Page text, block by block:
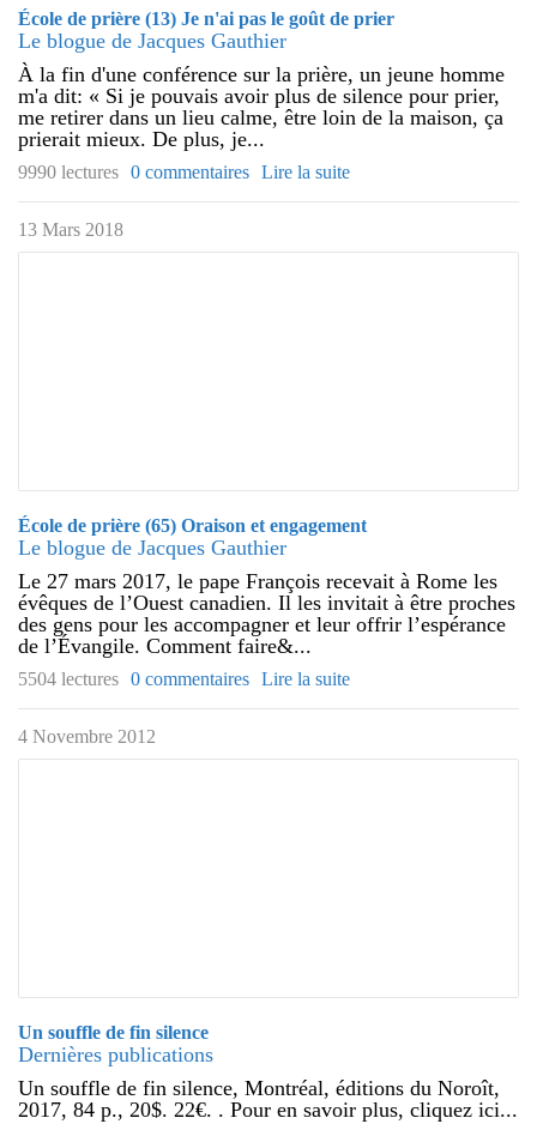
École de prière (13) Je n'ai pas le goût de prier
Le blogue de Jacques Gauthier
À la fin d'une conférence sur la prière, un jeune homme
m'a dit: « Si je pouvais avoir plus de silence pour prier,
me retirer dans un lieu calme, être loin de la maison, ça
prierait mieux. De plus, je...
9990 lectures 0 commentaires Lire la suite
13 Mars 2018
École de prière (65) Oraison et engagement
Le blogue de Jacques Gauthier
Le 27 mars 2017, le pape François recevait à Rome les
évêques de l’Ouest canadien. Il les invitait à être proches
des gens pour les accompagner et leur offrir l’espérance
de l’Évangile. Comment faire&...
5504 lectures 0 commentaires Lire la suite
4 Novembre 2012
Un souffle de fin silence
Dernières publications
Un souffle de fin silence, Montréal, éditions du Noroît,
2017, 84 p., 20$. 22€. . Pour en savoir plus, cliquez ici...